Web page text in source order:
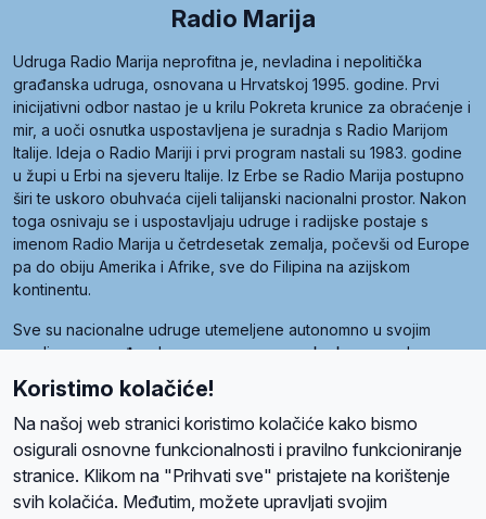
Radio Marija
Udruga Radio Marija neprofitna je, nevladina i nepolitička
građanska udruga, osnovana u Hrvatskoj 1995. godine. Prvi
inicijativni odbor nastao je u krilu Pokreta krunice za obraćenje i
mir, a uoči osnutka uspostavljena je suradnja s Radio Marijom
Italije. Ideja o Radio Mariji i prvi program nastali su 1983. godine
u župi u Erbi na sjeveru Italije. Iz Erbe se Radio Marija postupno
širi te uskoro obuhvaća cijeli talijanski nacionalni prostor. Nakon
toga osnivaju se i uspostavljaju udruge i radijske postaje s
imenom Radio Marija u četrdesetak zemalja, počevši od Europe
pa do obiju Amerika i Afrike, sve do Filipina na azijskom
kontinentu.
Sve su nacionalne udruge utemeljene autonomno u svojim
zemljama, a međusobna su povezane preko krovne udruge
pod nazivom Svjetska obitelj Radio Marije (World Family of
Radio Maria). Svjetsku obitelj utemeljilo je sedam članica, među
kojima je i hrvatska Udruga Radio Marija.
Koristimo kolačiće!
Na našoj web stranici koristimo kolačiće kako bismo
osigurali osnovne funkcionalnosti i pravilno funkcioniranje
stranice. Klikom na "Prihvati sve" pristajete na korištenje
svih kolačića. Međutim, možete upravljati svojim